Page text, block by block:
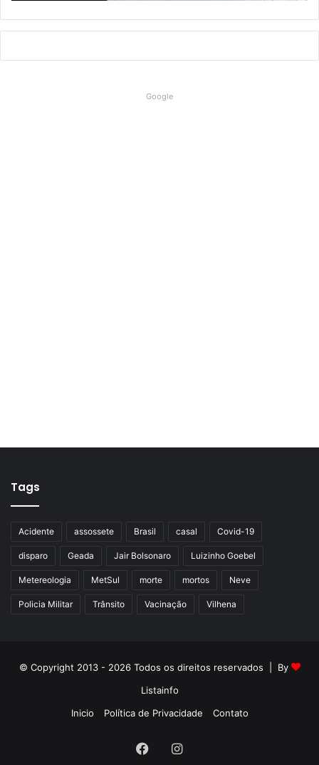
Google
Tags
Acidente assossete Brasil casal Covid-19
disparo Geada Jair Bolsonaro Luizinho Goebel
Metereologia MetSul morte mortos Neve
Policia Militar Trânsito Vacinação Vilhena
© Copyright 2013 - 2026 Todos os direitos reservados | By
Listainfo
Inicio
Política de Privacidade Contato
FacebookInstagram